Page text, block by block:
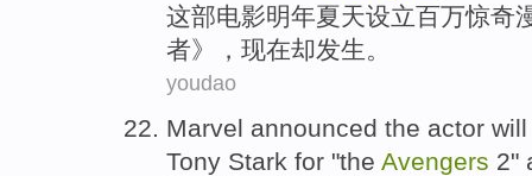
这部电影明年夏天设立百万惊奇
者》，现在却发生。
youdao
Marvel announced the actor will
Tony Stark for "the Avengers 2"